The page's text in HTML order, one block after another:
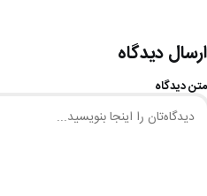
ارسال دیدگاه
متن دیدگاه